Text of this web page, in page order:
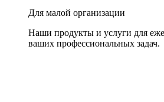
Для малой организации
Наши продукты и услуги для
ваших профессиональных задач.